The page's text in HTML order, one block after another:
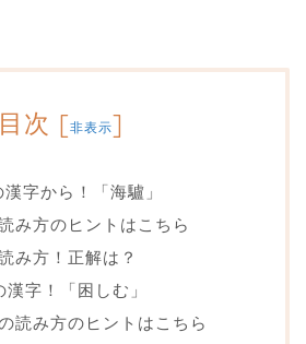
目次 [非表示]
字から！「海驢」
み方のヒントはこちら
み方！正解は？
字！「困しむ」
読み方のヒントはこちら